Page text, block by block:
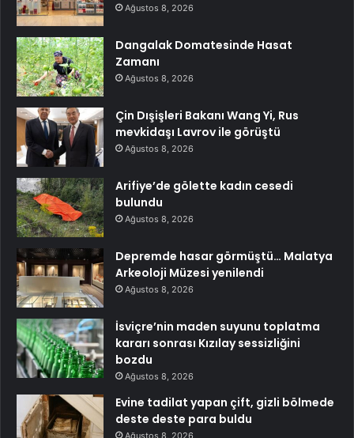
Ağustos 8, 2026
Dangalak Domatesinde Hasat
Zamanı
Ağustos 8, 2026
Çin Dışişleri Bakanı Wang Yi, Rus
mevkidaşı Lavrov ile görüştü
Ağustos 8, 2026
Arifiye’de gölette kadın cesedi
bulundu
Ağustos 8, 2026
Depremde hasar görmüştü… Malatya
Arkeoloji Müzesi yenilendi
Ağustos 8, 2026
İsviçre’nin maden suyunu toplatma
kararı sonrası Kızılay sessizliğini
bozdu
Ağustos 8, 2026
Evine tadilat yapan çift, gizli bölmede
deste deste para buldu
Ağustos 8, 2026